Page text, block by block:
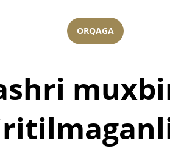
ORQAGA